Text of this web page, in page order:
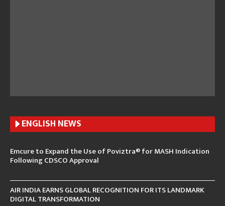
ENGLISH NEWS
Emcure to Expand the Use of Poviztra® for MASH Indication
Following CDSCO Approval
AIR INDIA EARNS GLOBAL RECOGNITION FOR ITS LANDMARK
DIGITAL TRANSFORMATION